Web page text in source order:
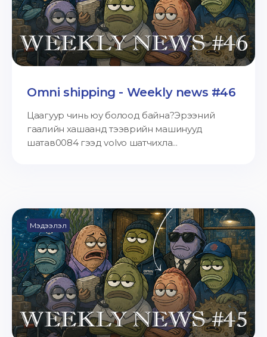
Omni shipping - Weekly news #46
Цаагуур чинь юу болоод байна?Эрээний
гаалийн хашаанд тээврийн машинууд
шатав0084 гээд volvo шатчихла...
Мэдээлэл